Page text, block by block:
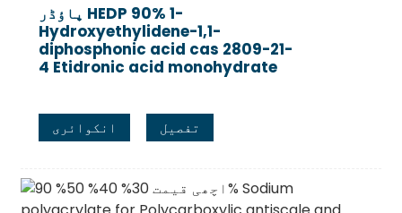
پاؤڈر HEDP 90% 1-
Hydroxyethylidene-1,1-
diphosphonic acid cas 2809-21-
4 Etidronic acid monohydrate
انکوائری تفصیل